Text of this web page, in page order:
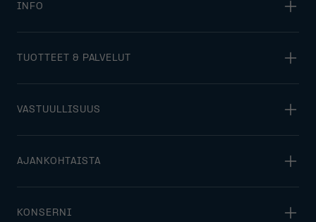
INFO
TUOTTEET & PALVELUT
VASTUULLISUUS
AJANKOHTAISTA
KONSERNI